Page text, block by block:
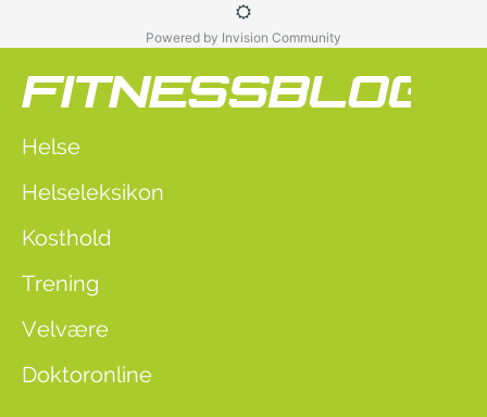
Powered by Invision Community
Helse
Helseleksikon
Kosthold
Trening
Velvære
Doktoronline